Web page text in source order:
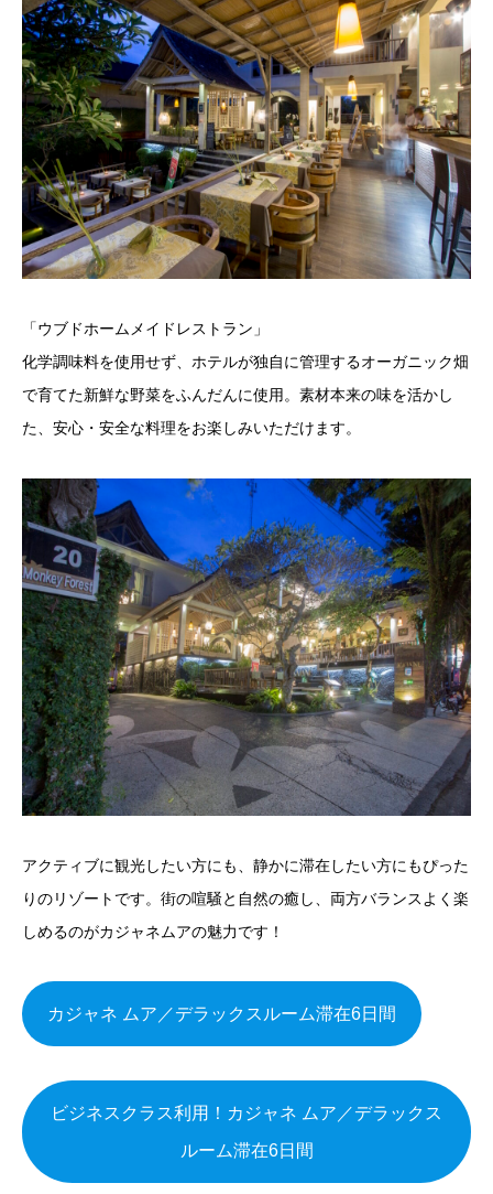
「ウブドホームメイドレストラン」
化学調味料を使用せず、ホテルが独自に管理するオーガニック畑
で育てた新鮮な野菜をふんだんに使用。素材本来の味を活かし
た、安心・安全な料理をお楽しみいただけます。
アクティブに観光したい方にも、静かに滞在したい方にもぴった
りのリゾートです。街の喧騒と自然の癒し、両方バランスよく楽
しめるのがカジャネムアの魅力です！
カジャネ ムア／デラックスルーム滞在6日間
ビジネスクラス利用！カジャネ ムア／デラックス
ルーム滞在6日間